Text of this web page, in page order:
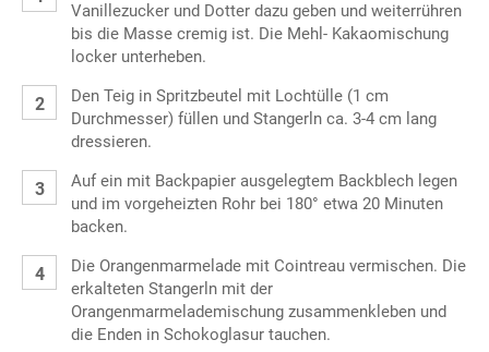
Vanillezucker und Dotter dazu geben und weiterrühren
bis die Masse cremig ist. Die Mehl- Kakaomischung
locker unterheben.
Den Teig in Spritzbeutel mit Lochtülle (1 cm
Durchmesser) füllen und Stangerln ca. 3-4 cm lang
dressieren.
Auf ein mit Backpapier ausgelegtem Backblech legen
und im vorgeheizten Rohr bei 180° etwa 20 Minuten
backen.
Die Orangenmarmelade mit Cointreau vermischen. Die
erkalteten Stangerln mit der
Orangenmarmelademischung zusammenkleben und
die Enden in Schokoglasur tauchen.